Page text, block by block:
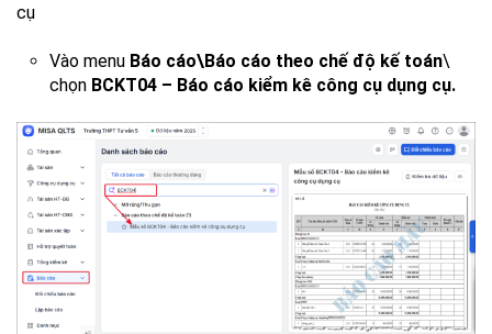
cụ
Vào menu Báo cáo\Báo cáo theo chế độ kế toán\
chọn BCKT04 – Báo cáo kiểm kê công cụ dụng cụ.